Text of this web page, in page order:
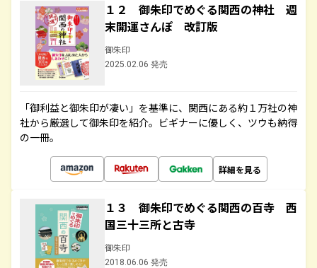
１２ 御朱印でめぐる関西の神社 週
末開運さんぽ 改訂版
御朱印
2025.02.06 発売
「御利益と御朱印が凄い」を基準に、関西にある約１万社の神
社から厳選して御朱印を紹介。ビギナーに優しく、ツウも納得
の一冊。
詳細を見る
１３ 御朱印でめぐる関西の百寺 西
国三十三所と古寺
御朱印
2018.06.06 発売